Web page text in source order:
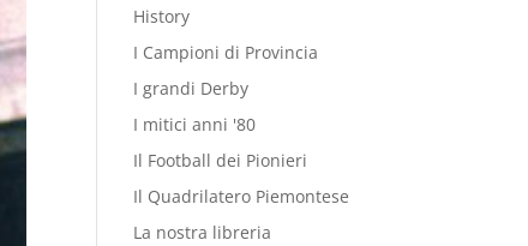
History
I Campioni di Provincia
I grandi Derby
I mitici anni '80
Il Football dei Pionieri
Il Quadrilatero Piemontese
La nostra libreria